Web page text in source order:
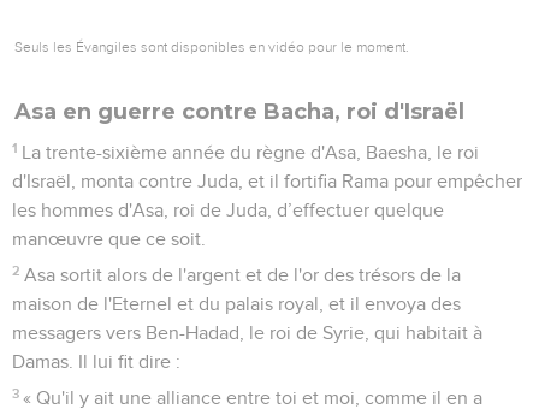
Seuls les Évangiles sont disponibles en vidéo pour le moment.
Asa en guerre contre Bacha, roi d'Israël
1 La trente-sixième année du règne d'Asa, Baesha, le roi
d'Israël, monta contre Juda, et il fortifia Rama pour empêcher
les hommes d'Asa, roi de Juda, d’effectuer quelque
manœuvre que ce soit.
2 Asa sortit alors de l'argent et de l'or des trésors de la
maison de l'Eternel et du palais royal, et il envoya des
messagers vers Ben-Hadad, le roi de Syrie, qui habitait à
Damas. Il lui fit dire :
3 « Qu'il y ait une alliance entre toi et moi, comme il en a